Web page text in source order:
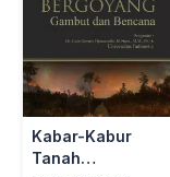
Kabar-Kabur
Tanah